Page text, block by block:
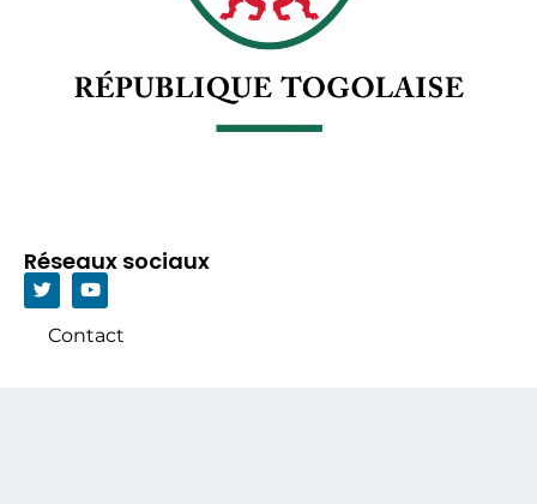
Réseaux sociaux
Contact